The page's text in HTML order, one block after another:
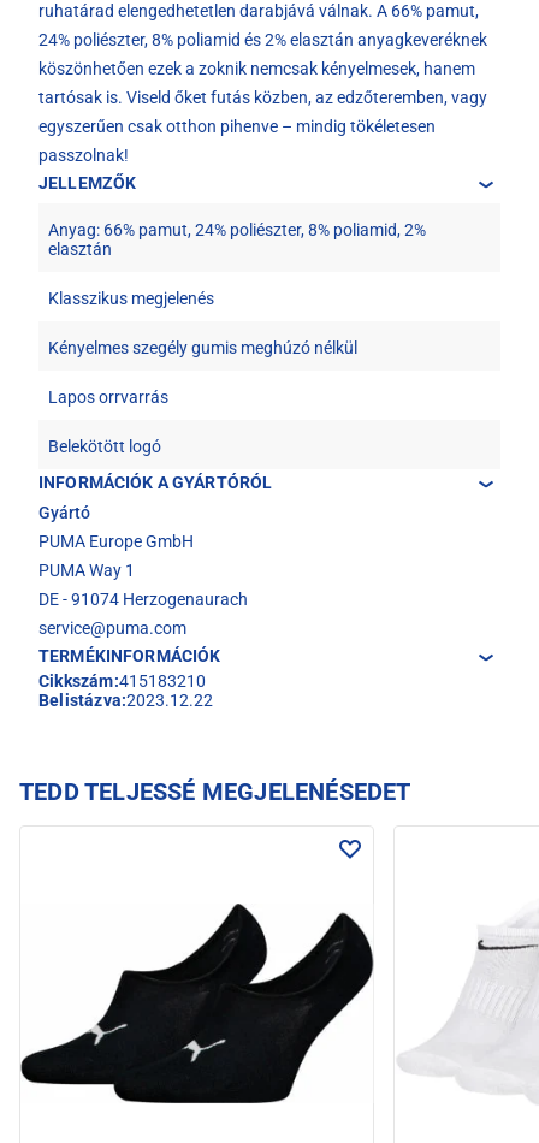
ruhatárad elengedhetetlen darabjává válnak. A 66% pamut,
24% poliészter, 8% poliamid és 2% elasztán anyagkeveréknek
köszönhetően ezek a zoknik nemcsak kényelmesek, hanem
tartósak is. Viseld őket futás közben, az edzőteremben, vagy
egyszerűen csak otthon pihenve – mindig tökéletesen
passzolnak!
JELLEMZŐK
Anyag: 66% pamut, 24% poliészter, 8% poliamid, 2%
elasztán
Klasszikus megjelenés
Kényelmes szegély gumis meghúzó nélkül
Lapos orrvarrás
Belekötött logó
INFORMÁCIÓK A GYÁRTÓRÓL
Gyártó
PUMA Europe GmbH
PUMA Way 1
DE - 91074 Herzogenaurach
service@puma.com
TERMÉKINFORMÁCIÓK
Cikkszám:415183210
Belistázva:2023.12.22
TEDD TELJESSÉ MEGJELENÉSEDET